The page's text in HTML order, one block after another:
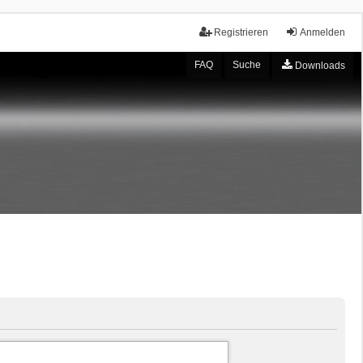
Anmelden
Registrieren
FAQ Suche Downloads